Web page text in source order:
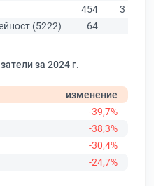
454
3 764
(5222)
64
за 2024 г.
изменение
-39,7%
-38,3%
-30,4%
-24,7%